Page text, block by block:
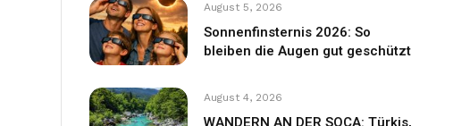
August 5, 2026
Sonnenfinsternis 2026: So
bleiben die Augen gut geschützt
August 4, 2026